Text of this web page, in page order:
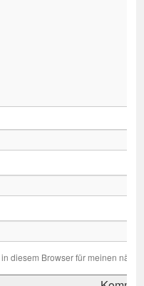
diesem Browser für meinen